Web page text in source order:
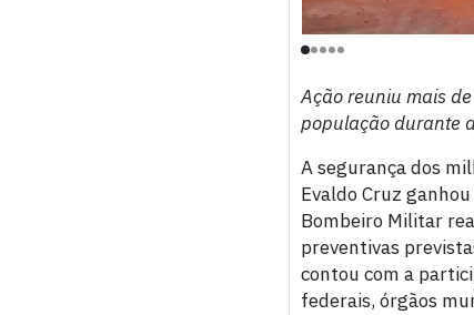
Ação reuniu mais
população durante
A segurança dos
Evaldo Cruz
Bombeiro Militar
preventivas
contou com a
federais, órgãos